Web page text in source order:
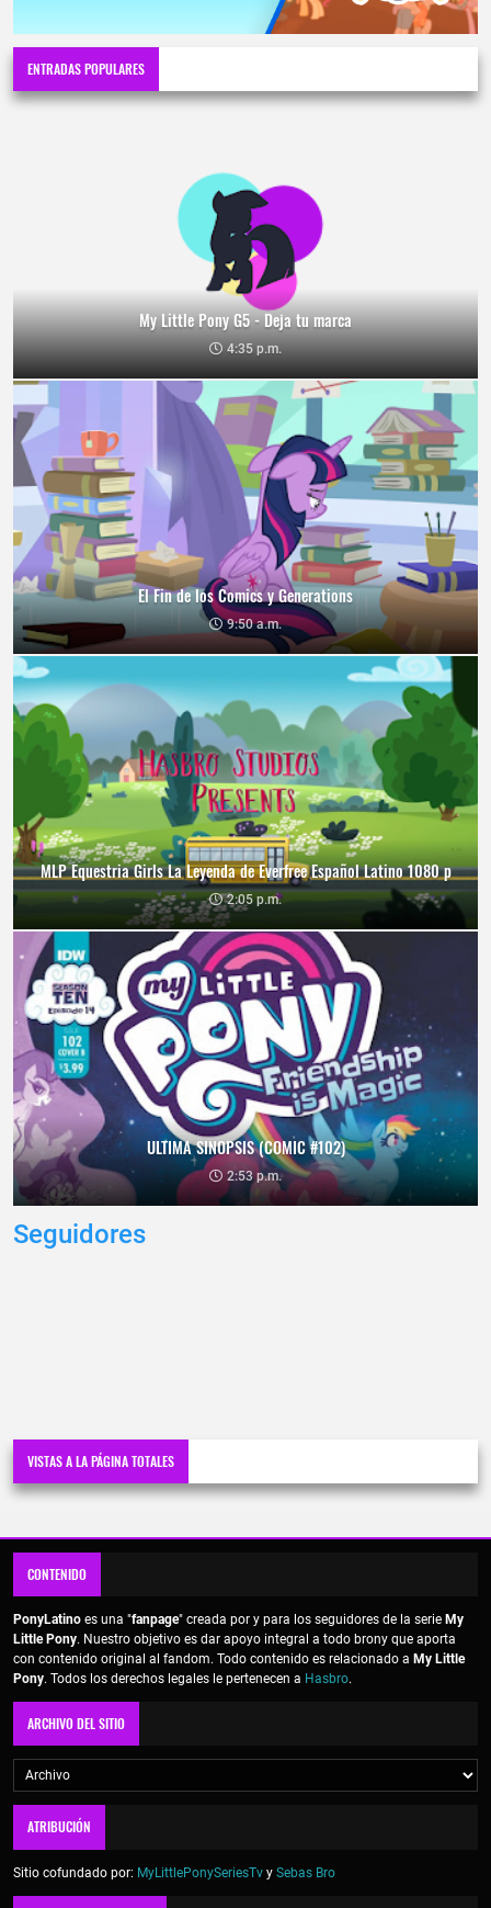
ENTRADAS POPULARES
My Little Pony G5 - Deja tu marca
4:35 p.m.
El Fin de los Comics y Generations
9:50 a.m.
MLP Equestria Girls La Leyenda de Everfree Español Latino 1080 p
2:05 p.m.
ULTIMA SINOPSIS (COMIC #102)
2:53 p.m.
Seguidores
VISTAS A LA PÁGINA TOTALES
CONTENIDO
PonyLatino es una "fanpage" creada por y para los seguidores de la serie My
Little Pony. Nuestro objetivo es dar apoyo integral a todo brony que aporta
con contenido original al fandom. Todo contenido es relacionado a My Little
Pony. Todos los derechos legales le pertenecen a Hasbro.
ARCHIVO DEL SITIO
ATRIBUCIÓN
Sitio cofundado por: MyLittlePonySeriesTv y Sebas Bro